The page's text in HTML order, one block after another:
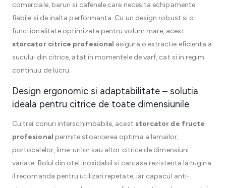
comerciale, baruri si cafenele care necesita echipamente
fiabile si de inalta performanta. Cu un design robust si o
functionalitate optimizata pentru volum mare, acest
storcator citrice profesional asigura o extractie eficienta a
sucului din citrice, atat in momentele de varf, cat si in regim
continuu de lucru.
Design ergonomic si adaptabilitate – solutia
ideala pentru citrice de toate dimensiunile
Cu trei conuri interschimbabile, acest storcator de fructe
profesional permite stoarcerea optima a lamailor,
portocalelor, lime-urilor sau altor citrice de dimensiuni
variate. Bolul din otel inoxidabil si carcasa rezistenta la rugina
il recomanda pentru utilizari repetate, iar capacul anti-